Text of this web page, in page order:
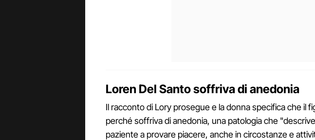
Loren Del Santo soffriva di anedonia
Il racconto di Lory prosegue e la donna specifica che il
perché soffriva di anedonia, una patologia che
paziente a provare piacere, anche in circostanze e